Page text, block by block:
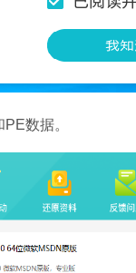
数据。